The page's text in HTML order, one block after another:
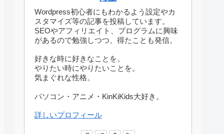
Wordpress初心者にもわかるよう設定やカ
スタマイズ等の記事を投稿しています。
SEOやアフィリエイト、プログラムに興味
があるので勉強しつつ、得たことも発信。
好きな時に好きなことを。
やりたい時にやりたいことを。
気まぐれな性格。
パソコン・アニメ・KinKiKids大好き。
詳しいプロフィール